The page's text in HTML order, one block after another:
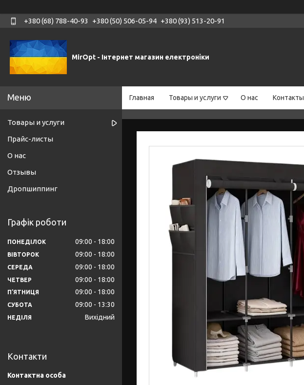
+380 (68) 788-40-93 +380 (50) 506-05-94 +380 (93) 513-20-91
MirOpt - Інтернет магазин електроніки
Главная Товары и услуги О нас Контакты
Товары и услуги
Прайс-листы
О нас
Отзывы
Дропшиппинг
Графік роботи
ПОНЕДІЛОК 09:00 18:00
ВІВТОРОК 09:00 18:00
СЕРЕДА 09:00 18:00
ЧЕТВЕР 09:00 18:00
ПʼЯТНИЦЯ 09:00 18:00
СУБОТА 09:00 13:30
НЕДІЛЯ Вихідний
Контакти